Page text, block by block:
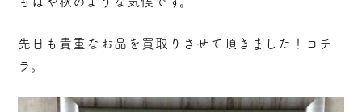
先日も貴重なお品を買取りさせて頂きました！コチ
ラ。